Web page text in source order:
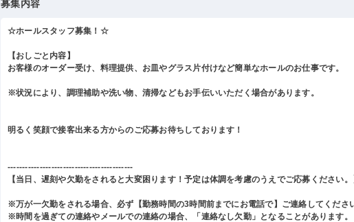
募集内容
☆ホールスタッフ募集！☆
【おしごと内容】
お客様のオーダー受け、料理提供、お皿やグラス片付けなど簡単なホールのお仕事です。
※状況により、調理補助や洗い物、清掃などもお手伝いいただく場合があります。
明るく笑顔で接客出来る方からのご応募お待ちしております！
-------------------------------------------
【当日、遅刻や欠勤をされると大変困ります！予定は体調を考慮のうえでご応募ください
※万が一欠勤をされる場合、必ず【勤務時間の3時間前までにお電話で】ご連絡してくださ
※時間を過ぎての連絡やメールでの連絡の場合、「連絡なし欠勤」となることがあります。